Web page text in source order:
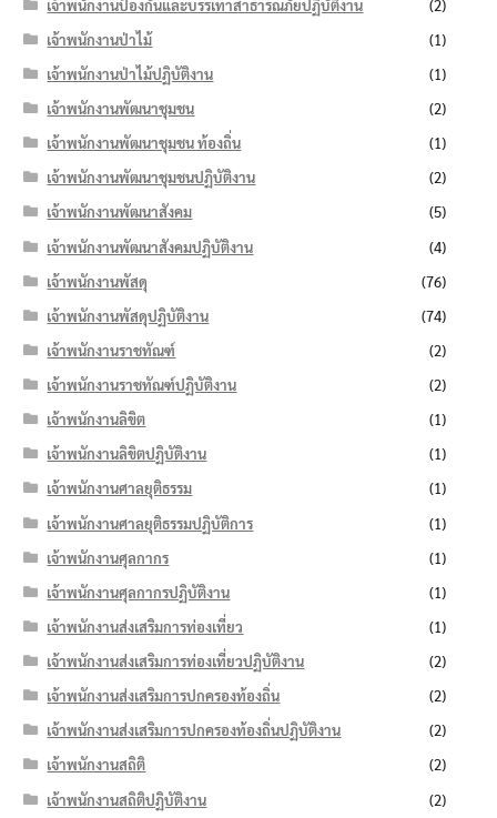
เจ้าพนักงานป้องกันและบรรเทาสาธารณภัยปฏิบัติงาน
(2)
เจ้าพนักงานป่าไม้
(1)
เจ้าพนักงานป่าไม้ปฏิบัติงาน
(1)
เจ้าพนักงานพัฒนาชุมชน
(2)
เจ้าพนักงานพัฒนาชุมชน ท้องถิ่น
(1)
เจ้าพนักงานพัฒนาชุมชนปฏิบัติงาน
(2)
เจ้าพนักงานพัฒนาสังคม
(5)
เจ้าพนักงานพัฒนาสังคมปฏิบัติงาน
(4)
เจ้าพนักงานพัสดุ
(76)
เจ้าพนักงานพัสดุปฏิบัติงาน
(74)
เจ้าพนักงานราชทัณฑ์
(2)
เจ้าพนักงานราชทัณฑ์ปฏิบัติงาน
(2)
เจ้าพนักงานลิขิต
(1)
เจ้าพนักงานลิขิตปฏิบัติงาน
(1)
เจ้าพนักงานศาลยุติธรรม
(1)
เจ้าพนักงานศาลยุติธรรมปฏิบัติการ
(1)
เจ้าพนักงานศุลกากร
(1)
เจ้าพนักงานศุลกากรปฏิบัติงาน
(1)
เจ้าพนักงานส่งเสริมการท่องเที่ยว
(1)
เจ้าพนักงานส่งเสริมการท่องเที่ยวปฏิบัติงาน
(2)
เจ้าพนักงานส่งเสริมการปกครองท้องถิ่น
(2)
เจ้าพนักงานส่งเสริมการปกครองท้องถิ่นปฏิบัติงาน
(2)
เจ้าพนักงานสถิติ
(2)
เจ้าพนักงานสถิติปฏิบัติงาน
(2)